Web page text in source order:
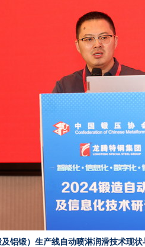
铝锻）生产线自动喷淋润滑技术现